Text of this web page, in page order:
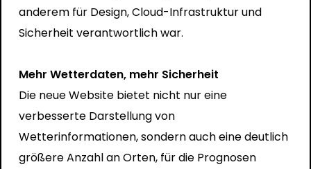
anderem für Design, Cloud-Infrastruktur und
Sicherheit verantwortlich war.
Mehr Wetterdaten, mehr Sicherheit
Die neue Website bietet nicht nur eine
verbesserte Darstellung von
Wetterinformationen, sondern auch eine deutlich
größere Anzahl an Orten, für die Prognosen